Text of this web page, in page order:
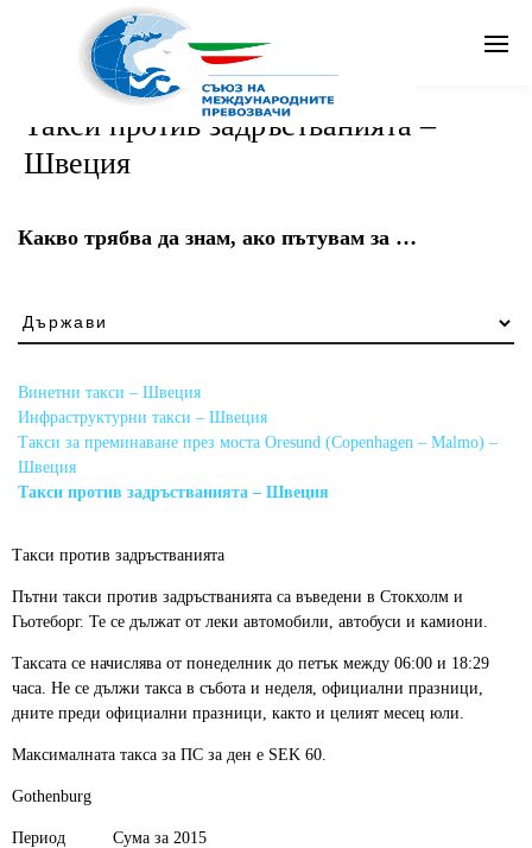
Такси против задръстванията –
Швеция
Какво трябва да знам, ако пътувам за …
Какво
трябва
знам,
ако
пътувам
за
…
Винетни такси – Швеция
Инфраструктурни такси – Швеция
Такси за преминаване през моста Oresund (Copenhagen – Malmo) –
Швеция
Такси против задръстванията – Швеция
Такси против задръстванията
Пътни такси против задръстванията са въведени в Стокхолм и
Гьотеборг. Те се дължат от леки автомобили, автобуси и камиони.
Таксата се начислява от понеделник до петък между 06:00 и 18:29
часа. Не се дължи такса в събота и неделя, официални празници,
дните преди официални празници, както и целият месец юли.
Максималната такса за ПС за ден е SEK 60.
Gothenburg
Период Сума за 2015